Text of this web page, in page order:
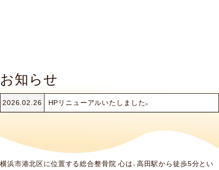
お知らせ
2026.02.26 HPリニューアルいたしました。
横浜市港北区に位置する総合整骨院 心は、高田駅から徒歩5分とい